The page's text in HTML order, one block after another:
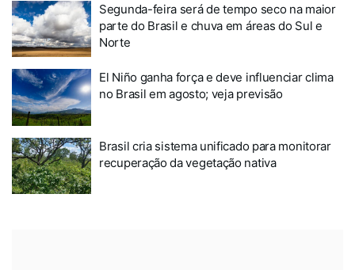
Segunda-feira será de tempo seco na maior
parte do Brasil e chuva em áreas do Sul e
Norte
El Niño ganha força e deve influenciar clima
no Brasil em agosto; veja previsão
Brasil cria sistema unificado para monitorar
recuperação da vegetação nativa